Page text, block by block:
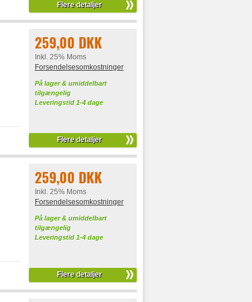
Flere detaljer
259,00 DKK
Inkl. 25% Moms
Forsendelsesomkostninger
På lager & umiddelbart
tilgængelig
Leveringstid 1-4 dage
Flere detaljer
259,00 DKK
Inkl. 25% Moms
Forsendelsesomkostninger
På lager & umiddelbart
tilgængelig
Leveringstid 1-4 dage
Flere detaljer